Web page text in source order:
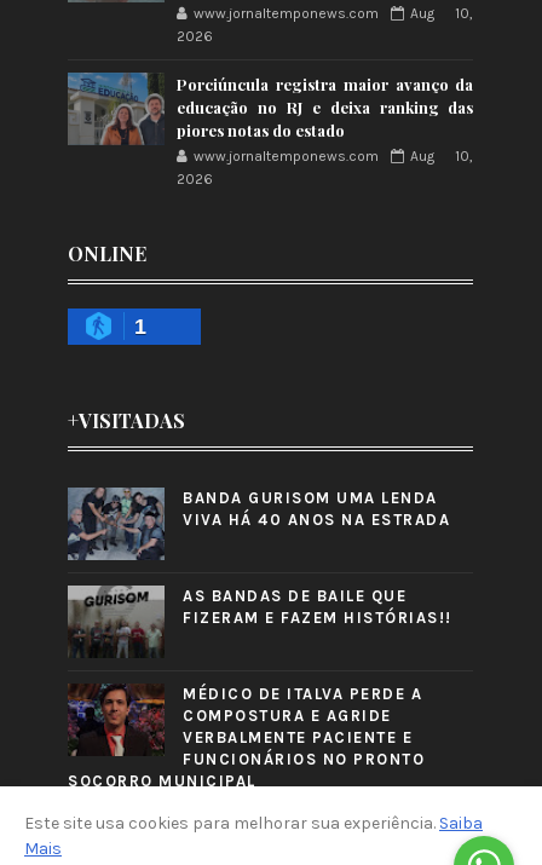
www.jornaltemponews.com
Aug 10,
2026
Porciúncula registra maior avanço da
educação no RJ e deixa ranking das
piores notas do estado
www.jornaltemponews.com
Aug 10,
2026
ONLINE
1
+VISITADAS
BANDA GURISOM UMA LENDA
VIVA HÁ 40 ANOS NA ESTRADA
AS BANDAS DE BAILE QUE
FIZERAM E FAZEM HISTÓRIAS!!
MÉDICO DE ITALVA PERDE A
COMPOSTURA E AGRIDE
VERBALMENTE PACIENTE E
FUNCIONÁRIOS NO PRONTO
SOCORRO MUNICIPAL
Este site usa cookies para melhorar sua experiência. Saiba
Mais